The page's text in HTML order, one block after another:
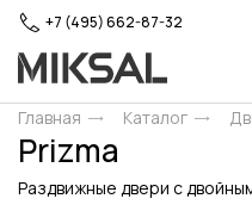
+7 (495) 662-87-32
Главная Каталог
Prizma
Раздвижные двери c